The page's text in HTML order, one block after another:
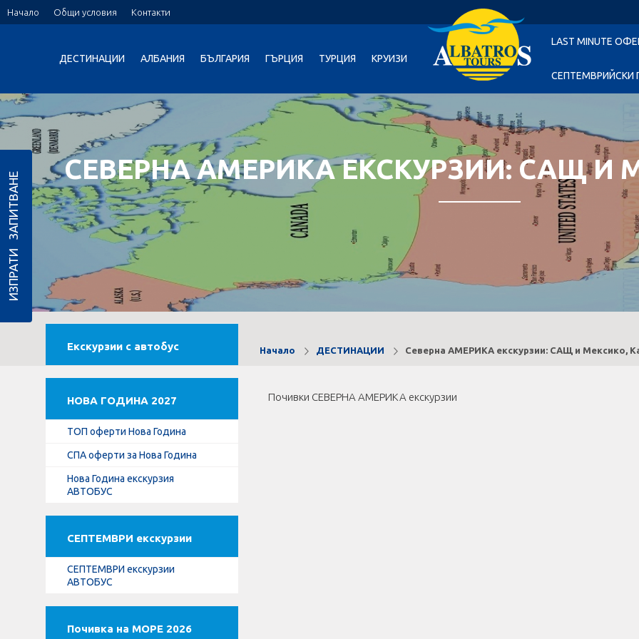
Начало Общи условия Контакти
ДЕСТИНАЦИИ АЛБАНИЯ БЪЛГАРИЯ ГЪРЦИЯ ТУРЦИЯ КРУИЗИ
LAST MINUTE
СЕПТЕМВРИЙСКИ
СЕВЕРНА АМЕРИКА ЕКСКУРЗИИ: САЩ И
Начало ДЕСТИНАЦИИ Северна АМЕРИКА екскурзии: САЩ и Мексико,
Екскурзии с автобус
НОВА ГОДИНА 2027
ТОП оферти Нова Година
СПА оферти за Нова Година
Нова Година екскурзия
АВТОБУС
СЕПТЕМВРИ екскурзии
СЕПТЕМВРИ екскурзии
АВТОБУС
Почивка на МОРЕ 2026
Почивки СЕВЕРНА АМЕРИКА екскурзии
ИЗПРАТИ ЗАПИТВАНЕ